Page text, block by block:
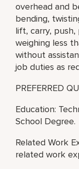
overhead and
bending,
lift, carry,
weighing less
without
job duties as
PREFERRED
Education:
School Degree.
Related Work
related work